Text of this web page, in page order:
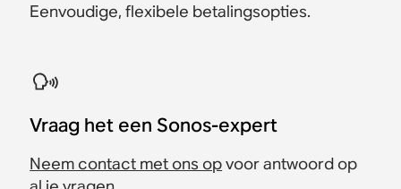
Eenvoudige, flexibele betalingsopties.
Vraag het een Sonos-expert
Neem contact met ons opvoor antwoord op